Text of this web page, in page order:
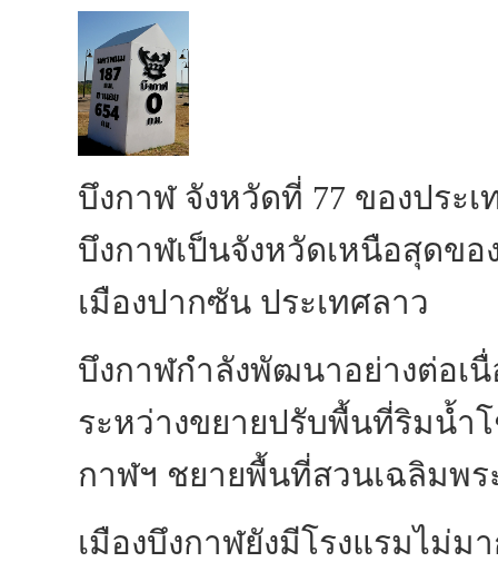
บึงกาฬ จังหวัดที่ 77 ของประ
บึงกาฬเป็นจังหวัดเหนือสุดข
เมืองปากซัน ประเทศลาว
บึงกาฬกำลังพัฒนาอย่างต่อเ
ระหว่างขยายปรับพื้นที่ริมน้ำ
กาฬฯ ชยายพื้นที่สวนเฉลิมพร
เมืองบึงกาฬยังมีโรงแรมไม่